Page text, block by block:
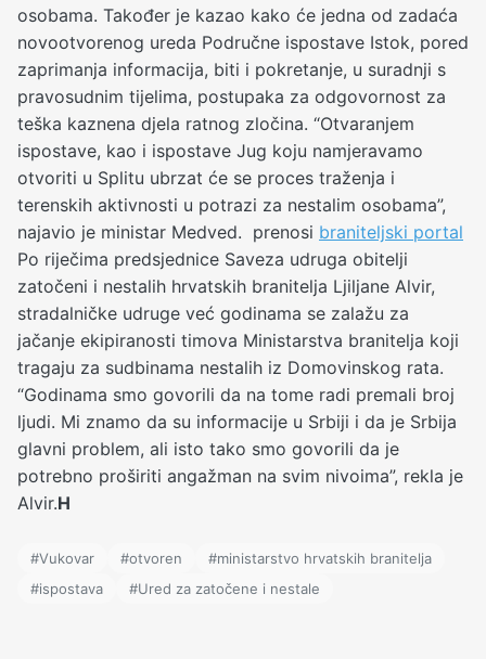
osobama. Također je kazao kako će jedna od zadaća
novootvorenog ureda Područne ispostave Istok, pored
zaprimanja informacija, biti i pokretanje, u suradnji s
pravosudnim tijelima, postupaka za odgovornost za
teška kaznena djela ratnog zločina. “Otvaranjem
ispostave, kao i ispostave Jug koju namjeravamo
otvoriti u Splitu ubrzat će se proces traženja i
terenskih aktivnosti u potrazi za nestalim osobama”,
najavio je ministar Medved. prenosi braniteljski portal
Po riječima predsjednice Saveza udruga obitelji
zatočeni i nestalih hrvatskih branitelja Ljiljane Alvir,
stradalničke udruge već godinama se zalažu za
jačanje ekipiranosti timova Ministarstva branitelja koji
tragaju za sudbinama nestalih iz Domovinskog rata.
“Godinama smo govorili da na tome radi premali broj
ljudi. Mi znamo da su informacije u Srbiji i da je Srbija
glavni problem, ali isto tako smo govorili da je
potrebno proširiti angažman na svim nivoima”, rekla je
Alvir.H
#Vukovar #otvoren
#ministarstvo hrvatskih branitelja
#ispostava
#Ured za zatočene i nestale